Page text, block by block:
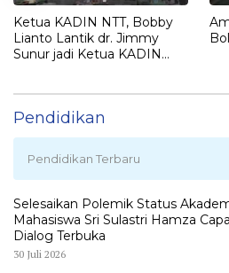
Ketua KADIN NTT, Bobby
Lianto Lantik dr. Jimmy
Sunur jadi Ketua KADIN
Pendidikan
Pendidikan Terbaru
Selesaikan Polemik Status
Mahasiswa Sri Sulastri Hamza
Dialog Terbuka
30 Juli 2026